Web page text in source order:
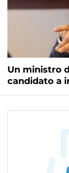
Un ministro
candidato a